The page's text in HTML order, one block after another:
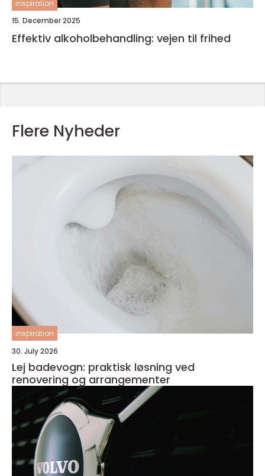
inspiration
15. December 2025
Effektiv alkoholbehandling: vejen til frihed
Flere Nyheder
inspiration
30. July 2026
Lej badevogn: praktisk løsning ved
renovering og arrangementer